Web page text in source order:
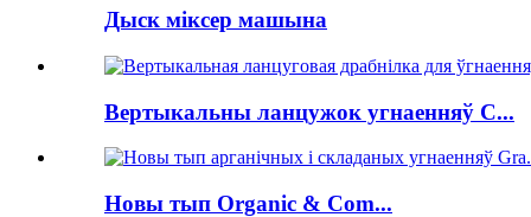
Дыск міксер машына
Вертыкальны ланцужок угнаенняў C...
Новы тып Organic & Com...